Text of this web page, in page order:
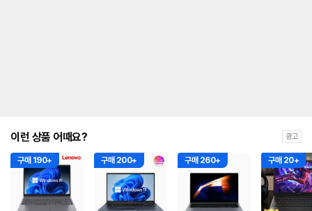
이런 상품 어때요? 광고
구매 190+ 구매 200+ 구매 260+ 구매 20+